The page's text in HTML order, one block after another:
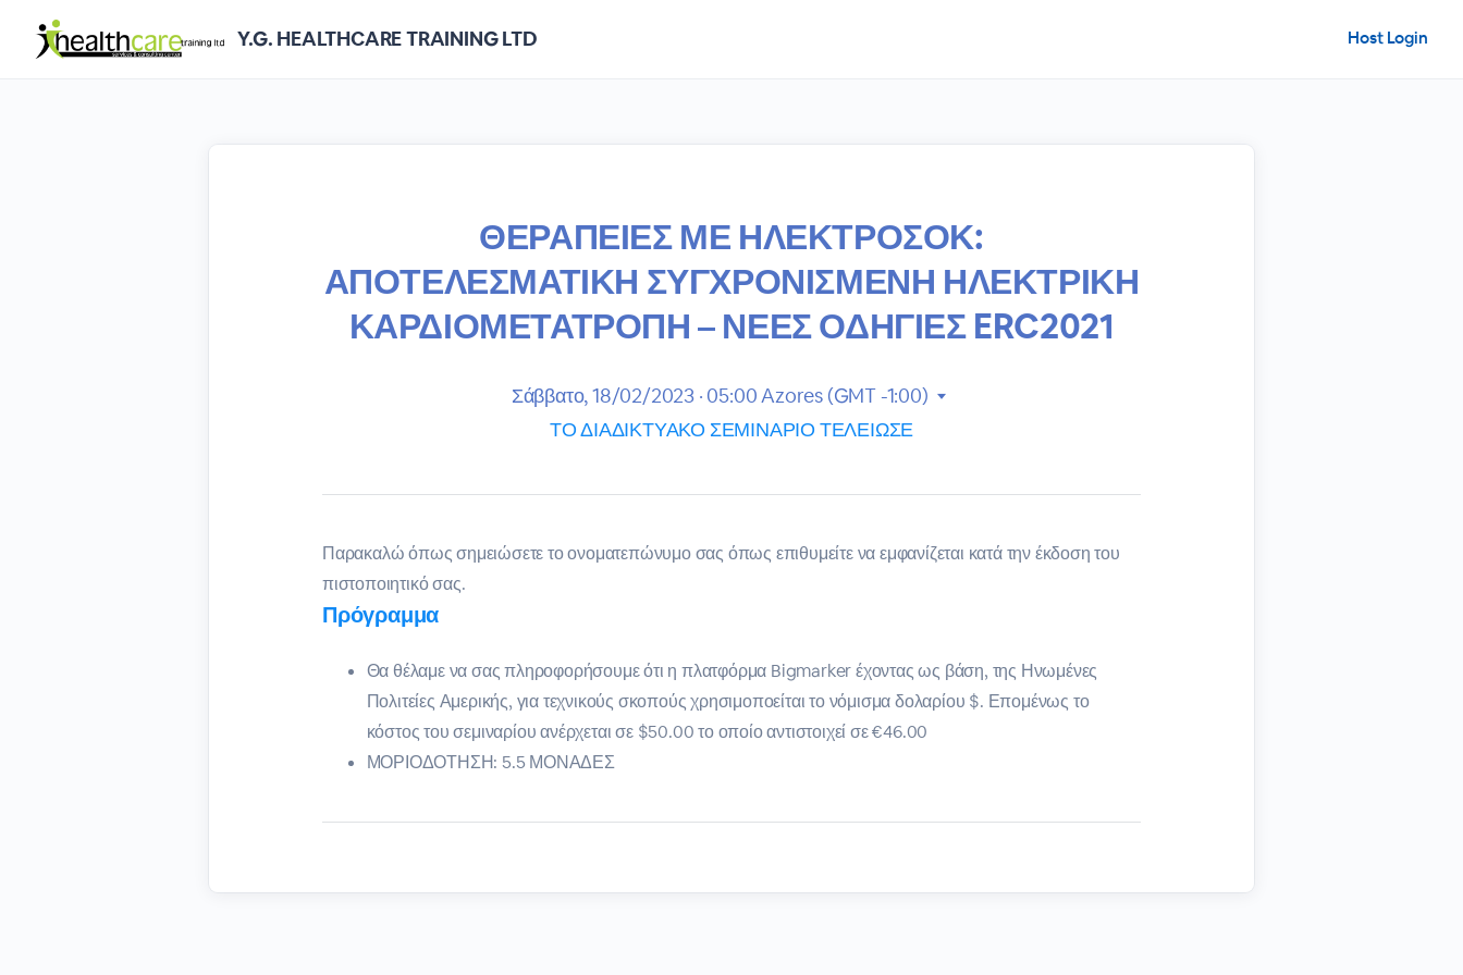
Y.G. HEALTHCARE TRAINING LTD Host Login
ΘΕΡΑΠΕΙΕΣ ΜΕ ΗΛΕΚΤΡΟΣΟΚ:
ΑΠΟΤΕΛΕΣΜΑΤΙΚΗ ΣΥΓΧΡΟΝΙΣΜΕΝΗ ΗΛΕΚΤΡΙΚΗ
ΚΑΡΔΙΟΜΕΤΑΤΡΟΠΗ – ΝΕΕΣ ΟΔΗΓΙΕΣ ERC2021
Σάββατο, 18/02/2023 · 05:00Azores (GMT -1:00)
ΤΟ ΔΙΑΔΙΚΤΥΑΚΟ ΣΕΜΙΝΑΡΙΟ ΤΕΛΕΙΩΣΕ
Παρακαλώ όπως σημειώσετε το ονοματεπώνυμο σας όπως επιθυμείτε να εμφανίζεται κατά την έκδοση του
πιστοποιητικό σας.
Πρόγραμμα
Θα θέλαμε να σας πληροφορήσουμε ότι η πλατφόρμα Bigmarker έχοντας ως βάση, της Ηνωμένες
Πολιτείες Αμερικής, για τεχνικούς σκοπούς χρησιμοποείται το νόμισμα δολαρίου $. Επομένως το
κόστος του σεμιναρίου ανέρχεται σε $50.00 το οποίο αντιστοιχεί σε €46.00
ΜΟΡΙΟΔΟΤΗΣΗ: 5.5 ΜΟΝΑΔΕΣ